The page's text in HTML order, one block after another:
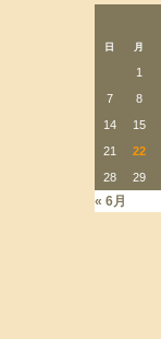
日 月
1
7
8
14
15
21
22
28
29
« 6月